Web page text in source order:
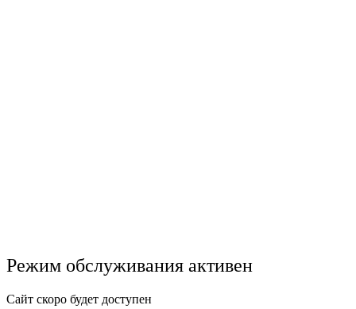
Режим обслуживания активен
Сайт скоро будет доступен